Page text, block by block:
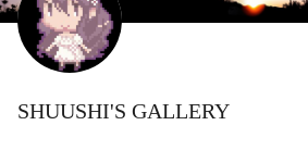
SHUUSHI'S GALLERY